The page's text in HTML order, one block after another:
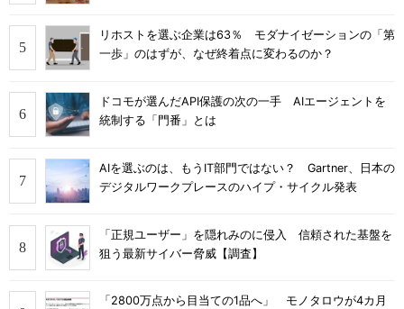
リホストを選ぶ企業は63％ モダナイゼーションの「第
一歩」のはずが、なぜ終着点に変わるのか？
ドコモが選んだAPI保護の次の一手 AIエージェントを
統制する「門番」とは
AIを選ぶのは、もうIT部門ではない？ Gartner、日本の
デジタルワークプレースのハイプ・サイクル発表
「正規ユーザー」を隠れみのに侵入 信頼された基盤を
狙う最新サイバー脅威【調査】
「2800万点から目当ての1品へ」 モノタロウが4カ月